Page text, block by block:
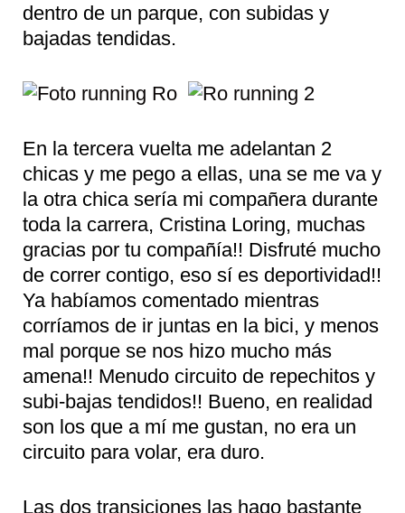
dentro de un parque, con subidas y
bajadas tendidas.
En la tercera vuelta me adelantan 2
chicas y me pego a ellas, una se me va y
la otra chica sería mi compañera durante
toda la carrera, Cristina Loring, muchas
gracias por tu compañía!! Disfruté mucho
de correr contigo, eso sí es deportividad!!
Ya habíamos comentado mientras
corríamos de ir juntas en la bici, y menos
mal porque se nos hizo mucho más
amena!! Menudo circuito de repechitos y
subi-bajas tendidos!! Bueno, en realidad
son los que a mí me gustan, no era un
circuito para volar, era duro.
Las dos transiciones las hago bastante